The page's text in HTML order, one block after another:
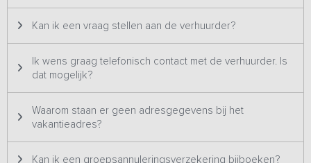
Kan ik een vraag stellen aan de verhuurder?
Ik wens graag telefonisch contact met de verhuurder. Is
dat mogelijk?
Waarom staan er geen adresgegevens bij het
vakantieadres?
Kan ik een groepsannuleringsverzekering bijboeken?